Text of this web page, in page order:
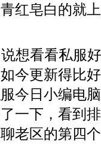
红皂白的就
想看看私服
今更新得比
今日小编电
一下，看到
老区的第四